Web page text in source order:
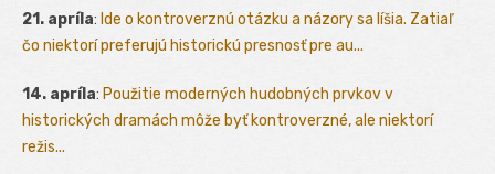
21. apríla: Ide o kontroverznú otázku a názory sa líšia. Zatiaľ
čo niektorí preferujú historickú presnosť pre au...
14. apríla: Použitie moderných hudobných prvkov v
historických dramách môže byť kontroverzné, ale niektorí
režis...